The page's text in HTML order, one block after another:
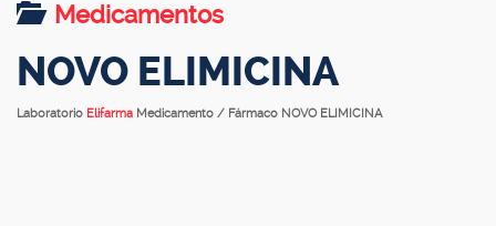
Medicamentos
NOVO ELIMICINA
Laboratorio Elifarma Medicamento / Fármaco NOVO ELIMICINA